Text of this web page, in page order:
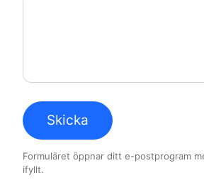
Skicka
Formuläret öppnar ditt e-postprogram
ifyllt.